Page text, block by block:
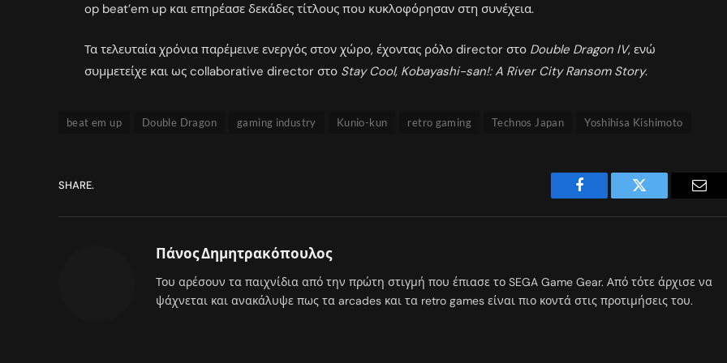
op beat’em up και επηρέασε δεκάδες τίτλους που κυκλοφόρησαν στη συνέχεια.
Τα τελευταία χρόνια παρέμεινε ενεργός στον χώρο, έχοντας ρόλο director στο Double Dragon IV, ενώ
συμμετείχε και ως collaborative director στο Stay Cool, Kobayashi-san!: A River City Ransom Story.
beat em up Double Dragon gaming industry Kunio-kun retro gaming Technos Japan Yoshihisa Kishimoto
SHARE.
Facebook Twitter
Πάνος Δημητρακόπουλος
Του αρέσουν τα παιχνίδια από την πρώτη στιγμή που έπιασε το SEGA Game Gear. Από τότε άρχισε να
ψάχνεται και ανακάλυψε πως τα arcades και τα retro games είναι πιο κοντά στις προτιμήσεις του.